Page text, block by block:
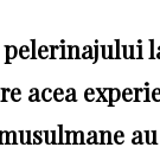
acea